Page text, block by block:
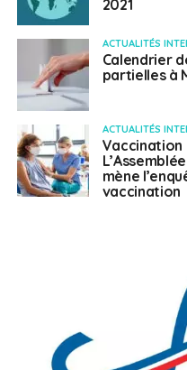
2021
ACTUALITÉS
Calendrier
partielles à
ACTUALITÉS
Vaccination
mène
vaccination